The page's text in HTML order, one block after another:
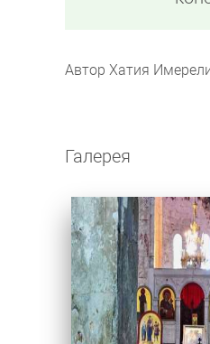
Автор Хатия
Галерея